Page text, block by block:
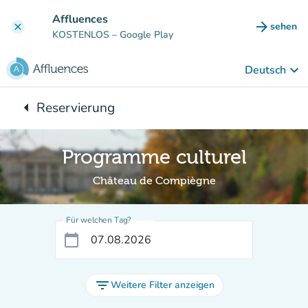
clear Affluences
KOSTENLOS – Google Play arrow_forward sehen
(new
Deutsch keyboard_arrow_down
arrow_leftZurück zu:
Reservierung
Programme culturel
Château de Compiègne
Für welchen Tag?
calendar_today
filter_listWeitere Filter anzeigen